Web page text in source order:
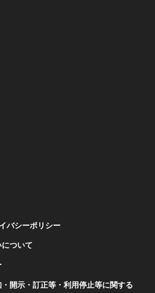
バシーポリシー
ついて
開示・訂正等・利用停止等に関する